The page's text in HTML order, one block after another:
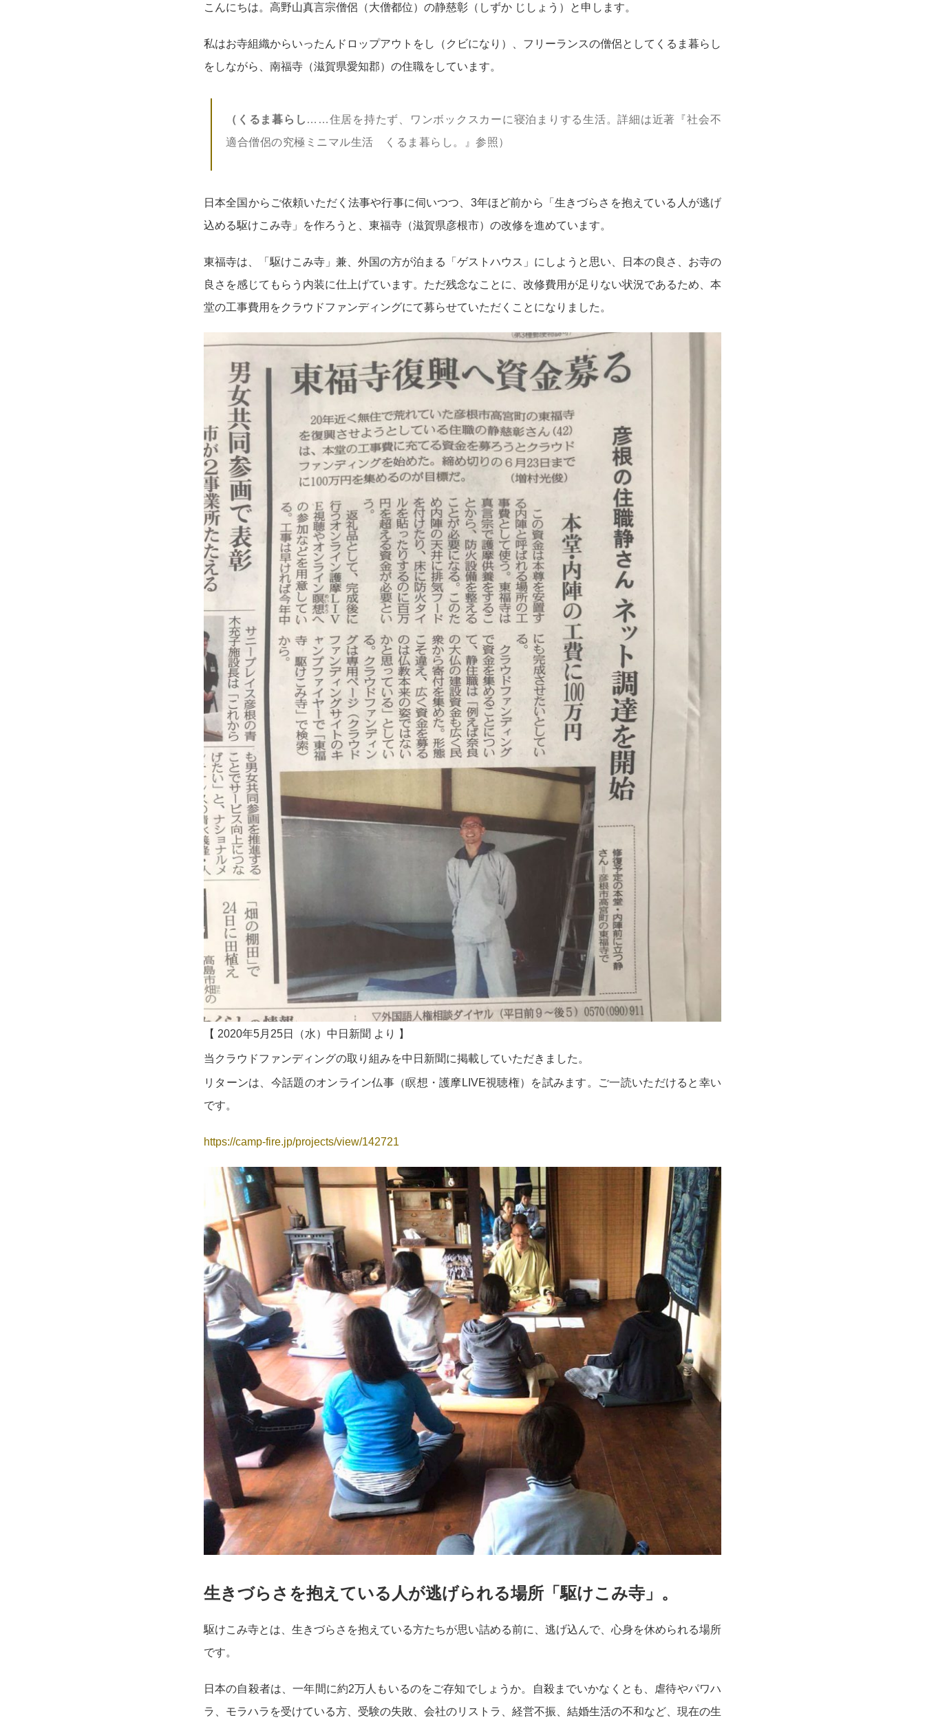
こんにちは。高野山真言宗僧侶（大僧都位）の静慈彰（しずか じしょう）と申します。
私はお寺組織からいったんドロップアウトをし（クビになり）、フリーランスの僧侶としてくるま暮らし
をしながら、南福寺（滋賀県愛知郡）の住職をしています。
（くるま暮らし ……住居を持たず、ワンボックスカーに寝泊まりする生活。詳細は近著『社会不
適合僧侶の究極ミニマル生活 くるま暮らし。』参照）
日本全国からご依頼いただく法事や行事に伺いつつ、3年ほど前から「生きづらさを抱えている人が逃げ
込める駆けこみ寺」を作ろうと、東福寺（滋賀県彦根市）の改修を進めています。
東福寺は、「駆けこみ寺」兼、外国の方が泊まる「ゲストハウス」にしようと思い、日本の良さ、お寺の
良さを感じてもらう内装に仕上げています。ただ残念なことに、改修費用が足りない状況であるため、本
堂の工事費用をクラウドファンディングにて募らせていただくことになりました。
【 2020年5月25日（水）中日新聞 より 】
当クラウドファンディングの取り組みを中日新聞に掲載していただきました。
リターンは、今話題のオンライン仏事（瞑想・護摩LIVE視聴権）を試みます。ご一読いただけると幸い
です。
https://camp-fire.jp/projects/view/142721
生きづらさを抱えている人が逃げられる場所「駆けこみ寺」 。
駆けこみ寺とは、生きづらさを抱えている方たちが思い詰める前に、逃げ込んで、心身を休められる場所
です。
日本の自殺者は、一年間に約2万人もいるのをご存知でしょうか。自殺までいかなくとも、虐待やパワハ
ラ、モラハラを受けている方、受験の失敗、会社のリストラ、経営不振、結婚生活の不和など、現在の生